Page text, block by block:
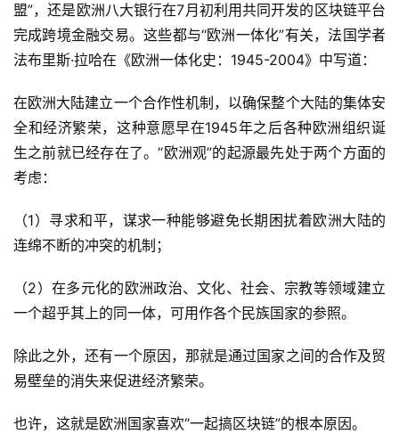
盟”，还是欧洲八大银行在7月初利用共同开发的区块链平台
完成跨境金融交易。这些都与“欧洲一体化”有关，法国学者
法布里斯·拉哈在《欧洲一体化史：1945-2004》中写道：
在欧洲大陆建立一个合作性机制，以确保整个大陆的集体安
全和经济繁荣，这种意愿早在1945年之后各种欧洲组织诞
生之前就已经存在了。“欧洲观”的起源最先处于两个方面的
考虑：
（1）寻求和平，谋求一种能够避免长期困扰着欧洲大陆的
连绵不断的冲突的机制；
（2）在多元化的欧洲政治、文化、社会、宗教等领域建立
一个超乎其上的同一体，可用作各个民族国家的参照。
除此之外，还有一个原因，那就是通过国家之间的合作及贸
易壁垒的消失来促进经济繁荣。
也许，这就是欧洲国家喜欢“一起搞区块链”的根本原因。